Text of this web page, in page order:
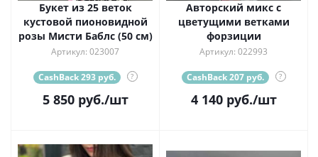
Букет из 25 веток
кустовой пионовидной
розы Мисти Баблс (50 см)
Артикул: 023007
CashBack 293 руб. ?
5 850руб./шт
Авторский микс с
цветущими ветками
форзиции
Артикул: 022993
CashBack 207 руб. ?
4 140руб./шт